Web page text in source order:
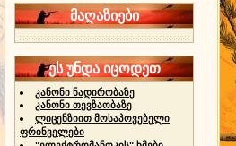
მაღაზიები
ეს უნდა იცოდეთ
კანონი ნადირობაზე
კანონი თევზაობაზე
ლიცენზიით მოსაპოვებელი
ფრინველები